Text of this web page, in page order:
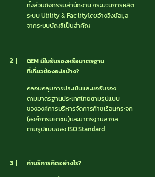
ค่าบริการคิดอย่างไร?
ทั้งส่วนกิจกรรมสำนักงาน กระบวนการผลิต
ระบบ Utility & Facilityโดยอ้างอิงข้อมูล
จากระบบบัญชีเป็นสำคัญ
คลอบคลุมการประเมินและขอรับรอง
ตามมาตรฐานประเทศไทยตามรูปแบบ
ขององค์การบริหารจัดการก๊าซเรือนกระจก
(องค์การมหาชน)และมาตรฐานสากล
ตามรูปแบบของ ISO Standard
GEM มีใบรับรองหรือมาตรฐาน
ที่เกี่ยวข้องอะไรบ้าง?
3 |
2 |